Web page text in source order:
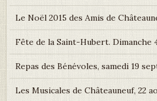
Le Noël 2015 des Amis de
Fête de la Saint-Hubert. Dimanche
Repas des Bénévoles, samedi 19
Les Musicales de Châteauneuf, 22